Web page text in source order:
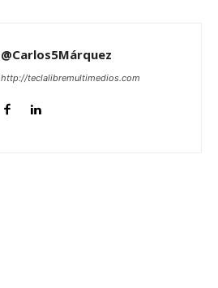
@Carlos5Márquez
http://teclalibremultimedios.com